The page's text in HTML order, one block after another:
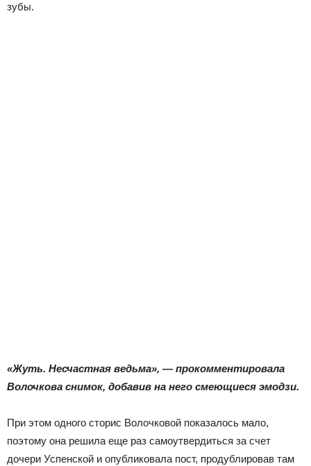
зубы.
«Жуть. Несчастная ведьма», — прокомментировала
Волочкова снимок, добавив на него смеющиеся эмодзи.
При этом одного сторис Волочковой показалось мало,
поэтому она решила еще раз самоутвердиться за счет
дочери Успенской и опубликовала пост, продублировав там